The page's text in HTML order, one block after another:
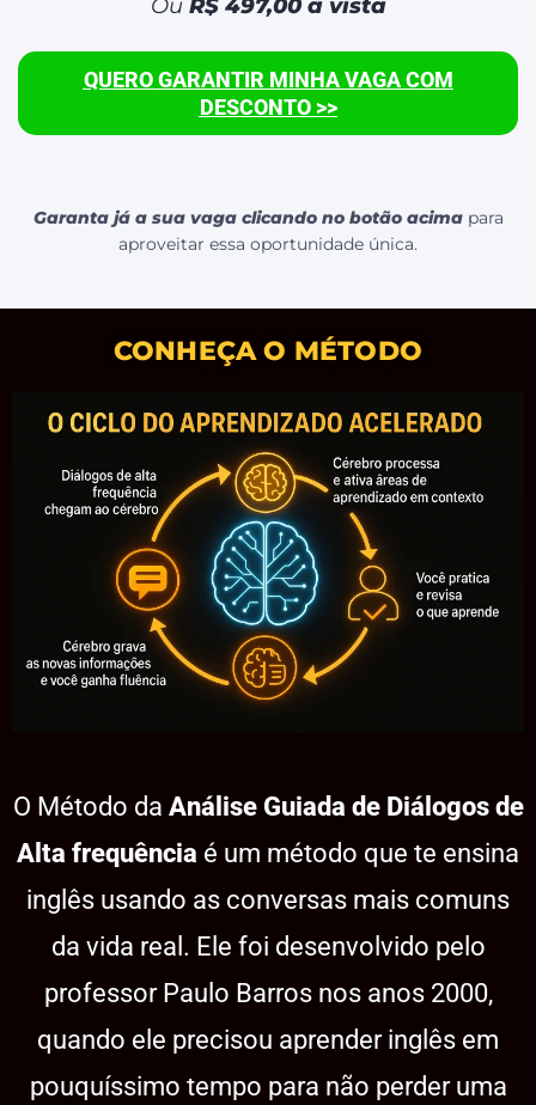
Ou R$ 497,00 à vista
QUERO GARANTIR MINHA VAGA COM
DESCONTO >>
Garanta já a sua vaga clicando no botão acimapara
aproveitar essa oportunidade única.
CONHEÇA O MÉTODO
O Método da Análise Guiada de Diálogos de
Alta frequência é um método que te ensina
inglês usando as conversas mais comuns
da vida real. Ele foi desenvolvido pelo
professor Paulo Barros nos anos 2000,
quando ele precisou aprender inglês em
pouquíssimo tempo para não perder uma